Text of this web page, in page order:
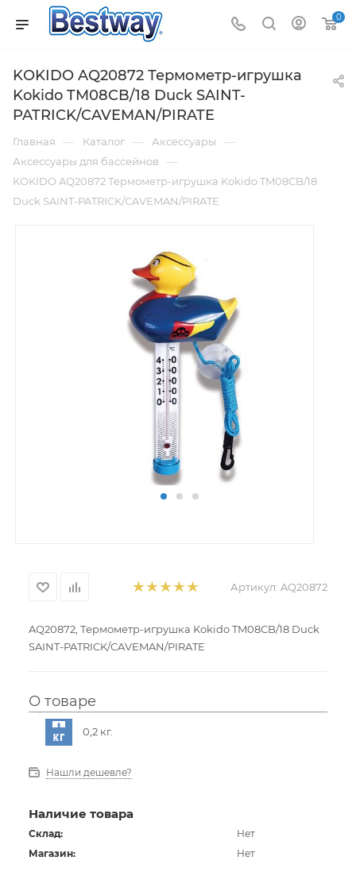
0
KOKIDO AQ20872 Термометр-игрушка
Kokido TM08CB/18 Duck SAINT-
PATRICK/CAVEMAN/PIRATE
Главная — Каталог — Аксессуары —
Аксессуары для бассейнов —
KOKIDO AQ20872 Термометр-игрушка Kokido TM08CB/18
Duck SAINT-PATRICK/CAVEMAN/PIRATE
Артикул: AQ20872
AQ20872, Термометр-игрушка Kokido TM08CB/18 Duck
SAINT-PATRICK/CAVEMAN/PIRATE
О товаре
0,2 кг.
Нашли дешевле?
Наличие товара
Склад:
Нет
Магазин:
Нет